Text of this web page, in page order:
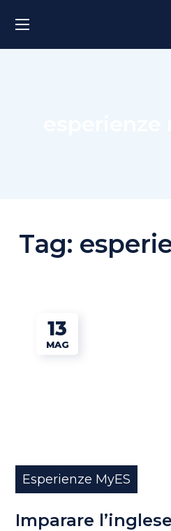
Tag:
13
MAG
Esperienze MyES
Imparare